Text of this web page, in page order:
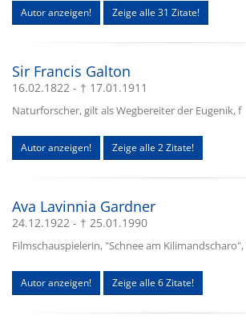
Autor anzeigen! Zeige alle 31 Zitate!
Sir Francis Galton
16.02.1822 - † 17.01.1911
Naturforscher, gilt als Wegbereiter der Eugenik, f
Autor anzeigen! Zeige alle 2 Zitate!
Ava Lavinnia Gardner
24.12.1922 - † 25.01.1990
Filmschauspielerin, "Schnee am Kilimandscharo",
Autor anzeigen! Zeige alle 6 Zitate!